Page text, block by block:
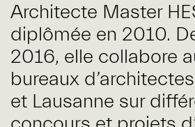
Architecte Master
diplômée en 2010.
2016, elle collabore
bureaux
et Lausanne sur